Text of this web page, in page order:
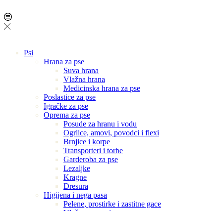
Psi
Hrana za pse
Suva hrana
Vlažna hrana
Medicinska hrana za pse
Poslastice za pse
Igračke za pse
Oprema za pse
Posude za hranu i vodu
Ogrlice, amovi, povodci i flexi
Brnjice i korpe
Transporteri i torbe
Garderoba za pse
Lezaljke
Kragne
Dresura
Higijena i nega pasa
Pelene, prostirke i zastitne gace